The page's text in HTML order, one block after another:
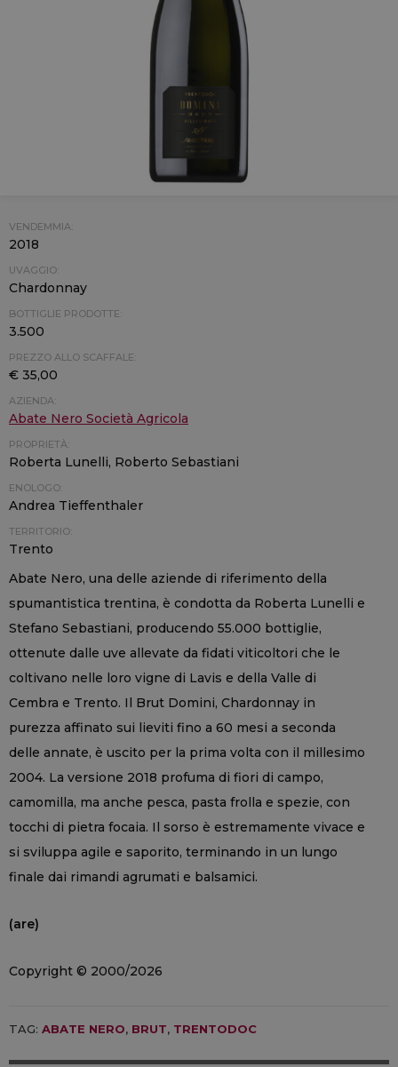
VENDEMMIA:
2018
UVAGGIO:
Chardonnay
BOTTIGLIE PRODOTTE:
3.500
PREZZO ALLO SCAFFALE:
€ 35,00
AZIENDA:
Abate Nero Società Agricola
PROPRIETÀ:
Roberta Lunelli, Roberto Sebastiani
ENOLOGO:
Andrea Tieffenthaler
TERRITORIO:
Trento
Abate Nero, una delle aziende di riferimento della
spumantistica trentina, è condotta da Roberta Lunelli e
Stefano Sebastiani, producendo 55.000 bottiglie,
ottenute dalle uve allevate da fidati viticoltori che le
coltivano nelle loro vigne di Lavis e della Valle di
Cembra e Trento. Il Brut Domini, Chardonnay in
purezza affinato sui lieviti fino a 60 mesi a seconda
delle annate, è uscito per la prima volta con il millesimo
2004. La versione 2018 profuma di fiori di campo,
camomilla, ma anche pesca, pasta frolla e spezie, con
tocchi di pietra focaia. Il sorso è estremamente vivace e
si sviluppa agile e saporito, terminando in un lungo
finale dai rimandi agrumati e balsamici.
(are)
Copyright © 2000/2026
TAG: ABATE NERO, BRUT, TRENTODOC